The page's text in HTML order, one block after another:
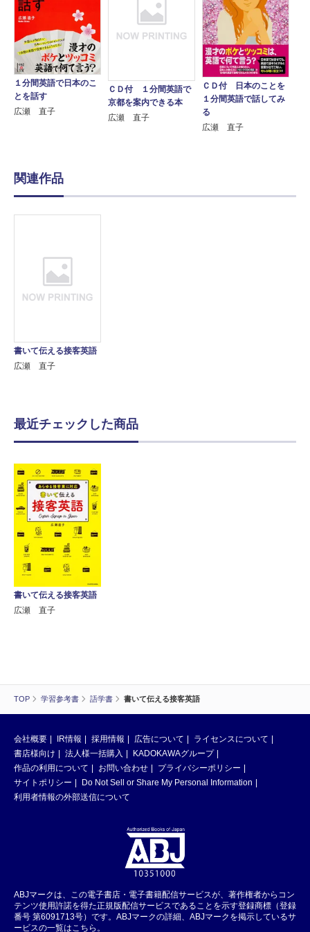
TOP 学習参考書 語学書 書いて伝える接客英語
１分間英語で日本のこ
とを話す
広瀬 直子
ＣＤ付 １分間英語で
京都を案内できる本
広瀬 直子
ＣＤ付 日本のことを
１分間英語で話してみ
る
広瀬 直子
関連作品
書いて伝える接客英語
広瀬 直子
最近チェックした商品
書いて伝える接客英語
広瀬 直子
会社概要 IR情報 採用情報 広告について
ライセンスについて
書店様向け
法人様一括購入
KADOKAWAグループ
作品の利用について
お問い合わせ
プライバシーポリシー
サイトポリシー
Do Not Sell or Share My Personal Information
利用者情報の外部送信について
ABJマークは、この電子書店・電子書籍配信サービスが、著作権者からコン
テンツ使用許諾を得た正規版配信サービスであることを示す登録商標（登録
番号 第6091713号）です。ABJマークの詳細、ABJマークを掲示しているサ
ービスの一覧はこちら。